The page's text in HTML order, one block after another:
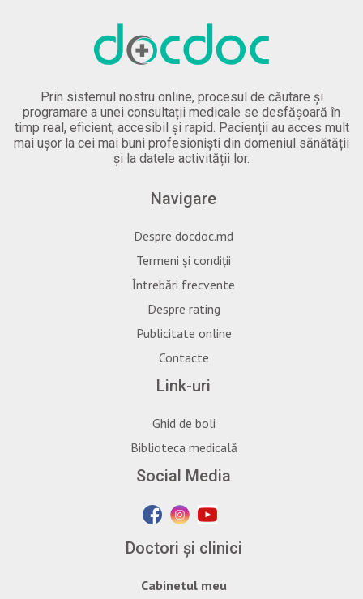
Prin sistemul nostru online, procesul de căutare și
programare a unei consultații medicale se desfășoară în
timp real, eficient, accesibil și rapid. Pacienții au acces mult
mai ușor la cei mai buni profesioniști din domeniul sănătății
și la datele activității lor.
Navigare
Despre docdoc.md
Termeni și condiții
Întrebări frecvente
Despre rating
Publicitate online
Contacte
Link-uri
Ghid de boli
Biblioteca medicală
Social Media
Doctori și clinici
Cabinetul meu